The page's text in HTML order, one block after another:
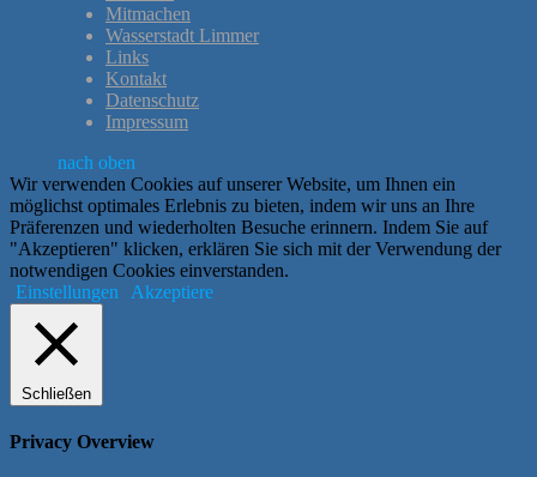
Mitmachen
Wasserstadt Limmer
Links
Kontakt
Datenschutz
Impressum
nach oben
Wir verwenden Cookies auf unserer Website, um Ihnen ein
möglichst optimales Erlebnis zu bieten, indem wir uns an Ihre
Präferenzen und wiederholten Besuche erinnern. Indem Sie auf
"Akzeptieren" klicken, erklären Sie sich mit der Verwendung der
notwendigen Cookies einverstanden.
Einstellungen
Akzeptiere
Schließen
Privacy Overview